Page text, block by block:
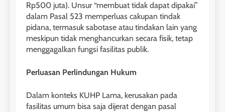
Rp500 juta). Unsur “membuat tidak dapat dipakai”
dalam Pasal 523 memperluas cakupan tindak
pidana, termasuk sabotase atau tindakan lain yang
meskipun tidak menghancurkan secara fisik, tetap
menggagalkan fungsi fasilitas publik.
Perluasan Perlindungan Hukum
Dalam konteks KUHP Lama, kerusakan pada
fasilitas umum bisa saja dijerat dengan pasal